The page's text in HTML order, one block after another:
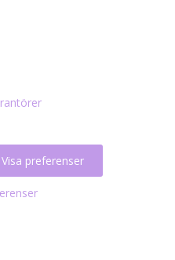
Visa preferenser